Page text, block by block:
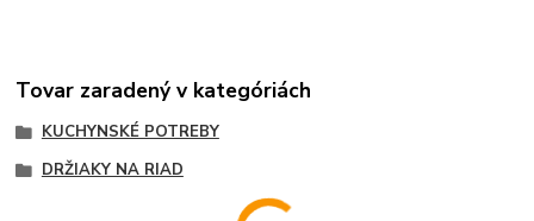
Tovar zaradený v kategóriách
KUCHYNSKÉ POTREBY
DRŽIAKY NA RIAD